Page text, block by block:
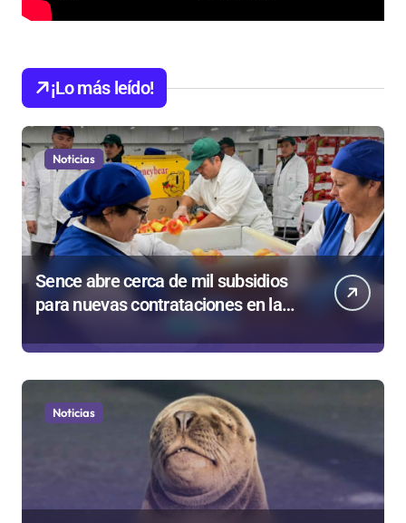
¡Lo más leído!
Noticias
Sence abre cerca de mil subsidios
para nuevas contrataciones en la
Noticias